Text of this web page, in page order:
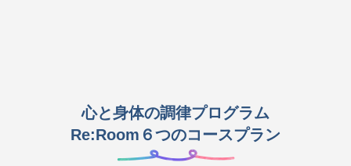
心と身体の調律プログラム
Re:Room６つのコースプラン